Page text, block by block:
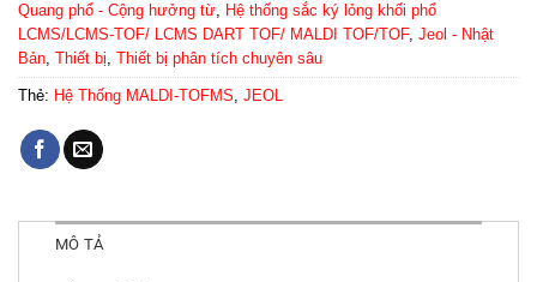
Quang phổ - Cộng hưởng từ, Hệ thống sắc ký lỏng khối phổ
LCMS/LCMS-TOF/ LCMS DART TOF/ MALDI TOF/TOF, Jeol - Nhật
Bản, Thiết bị, Thiết bị phân tích chuyên sâu
Thẻ: Hệ Thống MALDI-TOFMS, JEOL
MÔ TẢ